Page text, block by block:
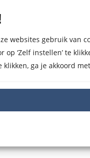
websites gebruik van
op ‘Zelf instellen’ te
klikken, ga je akkoord